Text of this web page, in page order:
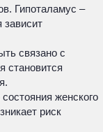
Гипоталамус –
зависит
связано с
становится
женского
риск